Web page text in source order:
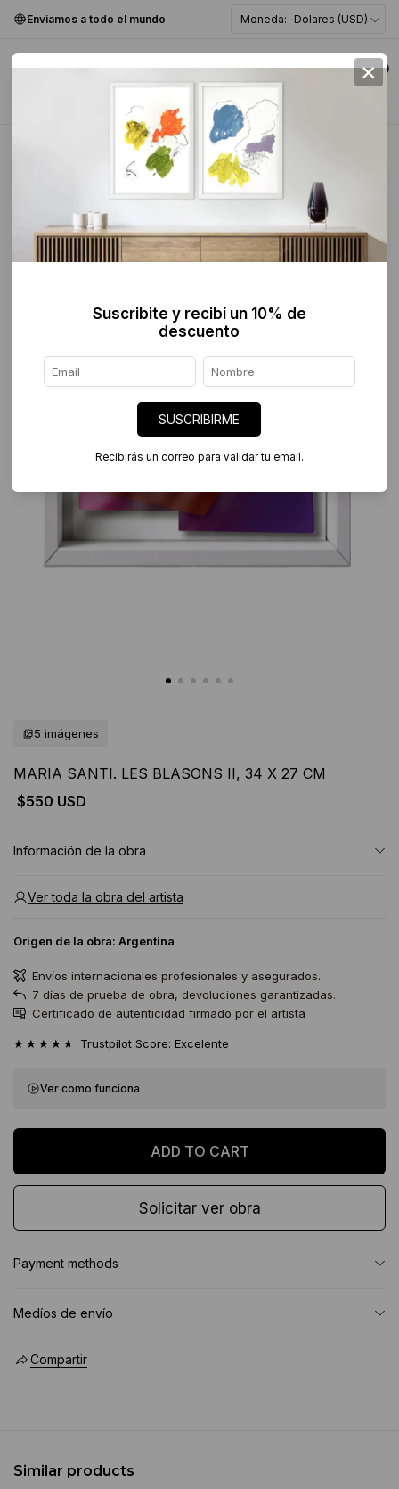
Enviamos a todo el mundo Moneda: Dolares (USD)
0
Abstracta >
5 imágenes
MARIA SANTI. LES BLASONS II, 34 X 27 CM
$550 USD
Información de la obra
Ver toda la obra del artista
Origen de la obra: Argentina
Envíos internacionales profesionales y asegurados.
7 días de prueba de obra, devoluciones garantizadas.
Certificado de autenticidad firmado por el artista
★★★★★ Trustpilot Score: Excelente
Ver como funciona
Solicitar ver obra
Payment methods
Medíos de envío
Compartir
Similar products
×
Suscribite y recibí un 10% de
descuento
SUSCRIBIRME
Recibirás un correo para validar tu email.